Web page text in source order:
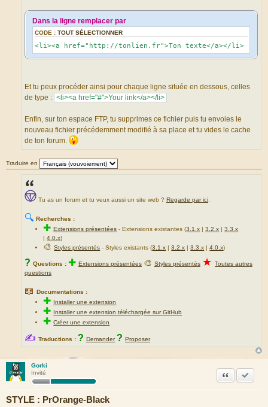
Dans la ligne remplacer par
CODE : TOUT SÉLECTIONNER
<li><a href="http://tonlien.fr">Ton texte</a></li>
Et tu peux procéder ainsi pour chaque ligne située en dessous, celles
de type : <li><a href="#">Your link</a></li>
Enfin, sur ton espace FTP, tu supprimes ce fichier puis tu envoies le
nouveau fichier précédemment modifié à sa place et tu vides le cache
de ton forum.
Traduire en
Tu as un forum et tu veux aussi un site web ? Regarde par ici
🔍 Recherches :
✚Extensions présentées -Extensions existantes (3.1.x |3.2.x |3.3.x
|4.0.x)
🎨Styles présentés - Styles existants (3.1.x |3.2.x |3.3.x |4.0.x)
? Questions : ✚ Extensions présentées 🎨 Styles présentés ★ Toutes autres
questions
📖 Documentations :
✚ Installer une extension
✚ Installer une extension téléchargée sur GitHub
✚Créer une extension
✍ Traductions : ? Demander ? Proposer
Gorki
Invité
STYLE : PrOrange-Black
Citation